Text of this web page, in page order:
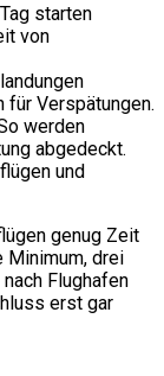
starten
von
Verspätungen.
werden
abgedeckt.
und
genug Zeit
Minimum, drei
Flughafen
erst gar